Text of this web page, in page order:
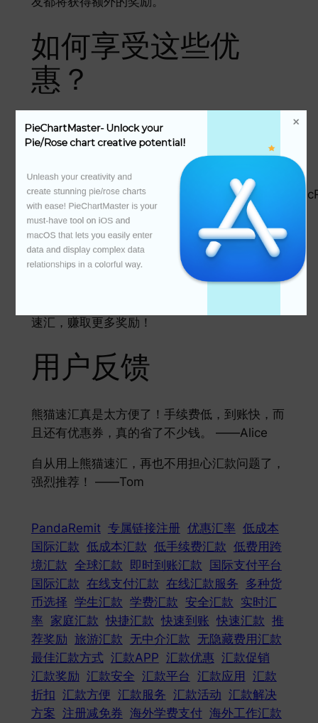
如何享受这些优
惠？
点击如下熊猫速汇专属注册链接，或者通过注册
邀请码：11057096 填写基本信息并完成注册,
https://pandaremit.kcbebank.com.cn/h5activity/
invtCode=11057096&targetLocation=ip
熊猫速汇注册地址
在汇款时自动享受减免券和优惠汇率。
速汇，赚取更多奖励！
用户反馈
熊猫速汇真是太方便了！手续费低，到账快，而
且还有优惠券，真的省了不少钱。 ——Alice
自从用上熊猫速汇，再也不用担心汇款问题了，
强烈推荐！ ——Tom
PandaRemit 专属链接注册 优惠汇率 低成本
国际汇款 低成本汇款 低手续费汇款 低费用跨
境汇款 全球汇款 即时到账汇款 国际支付平台
国际汇款 在线支付汇款 在线汇款服务 多种货
币选择 学生汇款 学费汇款 安全汇款 实时汇
率 家庭汇款 快捷汇款 快速到账 快速汇款 推
荐奖励 旅游汇款 无中介汇款 无隐藏费用汇款
最佳汇款方式 汇款APP 汇款优惠 汇款促销
汇款奖励 汇款安全 汇款平台 汇款应用
汇款
折扣 汇款方便 汇款服务 汇款活动 汇款解决
方案 注册减免券 海外学费支付 海外工作汇款
PieChartMaster- Unlock your
Pie/Rose chart creative potential!
Unleash your creativity and
create stunning pie/rose charts
with ease! PieChartMaster is your
must-have tool on iOS and
macOS that lets you easily enter
data and display complex data
relationships in a colorful way.